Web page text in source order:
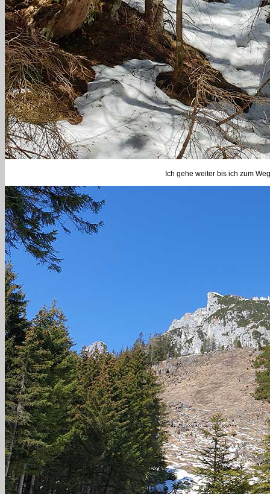
Ich gehe weiter bis ich zum